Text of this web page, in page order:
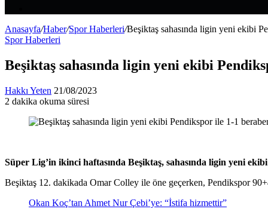
Anasayfa/Haber/Spor Haberleri/Beşiktaş sahasında ligin yeni ekibi
Spor Haberleri
Beşiktaş sahasında ligin yeni ekibi
Hakkı Yeten Bir
e-
göndermek
21/08/2023
2 dakika okuma süresi
Süper Lig’in ikinci haftasında Beşiktaş, sahasında ligin yeni
Beşiktaş 12. dakikada Omar Colley ile öne geçerken, Pendikspor
Okan Koç’tan Ahmet Nur Çebi’ye: “İstifa hizmettir”